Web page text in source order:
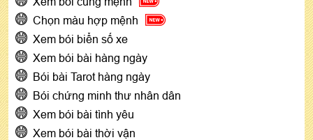
Chọn màu hợp mệnh
Xem bói biển số xe
Xem bói bài hàng ngày
Bói bài Tarot hàng ngày
Bói chứng minh thư nhân dân
Xem bói bài tình yêu
Xem bói bài thời vận